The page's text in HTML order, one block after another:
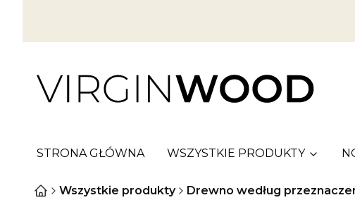
STRONA GŁÓWNA WSZYSTKIE PRODUKTY
Wszystkie produkty Drewno według